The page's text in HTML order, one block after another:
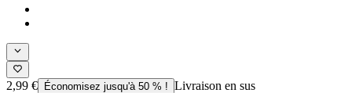
2,99 € Économisez jusqu'à 50 % ! Livraison en sus